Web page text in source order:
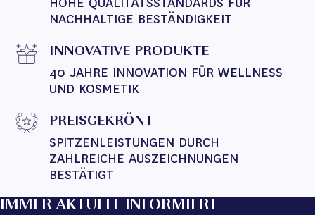
NACHHALTIGE BESTÄNDIGKEIT
INNOVATIVE PRODUKTE
40 JAHRE INNOVATION FÜR WELLNESS
UND KOSMETIK
PREISGEKRÖNT
SPITZENLEISTUNGEN DURCH
ZAHLREICHE AUSZEICHNUNGEN
BESTÄTIGT
IMMER AKTUELL INFORMIERT